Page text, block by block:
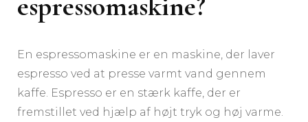
En espressomaskine er en maskine, der laver
espresso ved at presse varmt vand gennem
kaffe. Espresso er en stærk kaffe, der er
fremstillet ved hjælp af højt tryk og høj varme.